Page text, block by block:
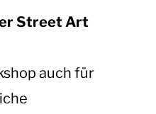
Street Art
auch für